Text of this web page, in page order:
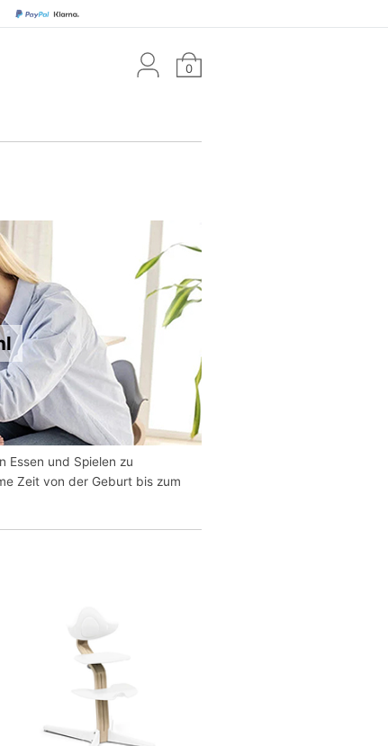
0
Essen und Spielen zu
Zeit von der Geburt bis zum